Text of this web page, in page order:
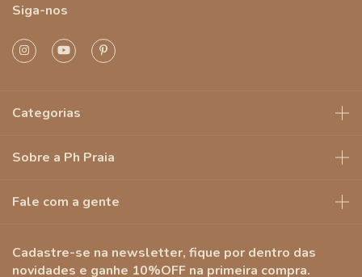
Siga-nos
Categorias
Sobre a Ph Praia
Fale com a gente
Cadastre-se na newsletter, fique por dentro das
novidades e ganhe 10%OFF na primeira compra.